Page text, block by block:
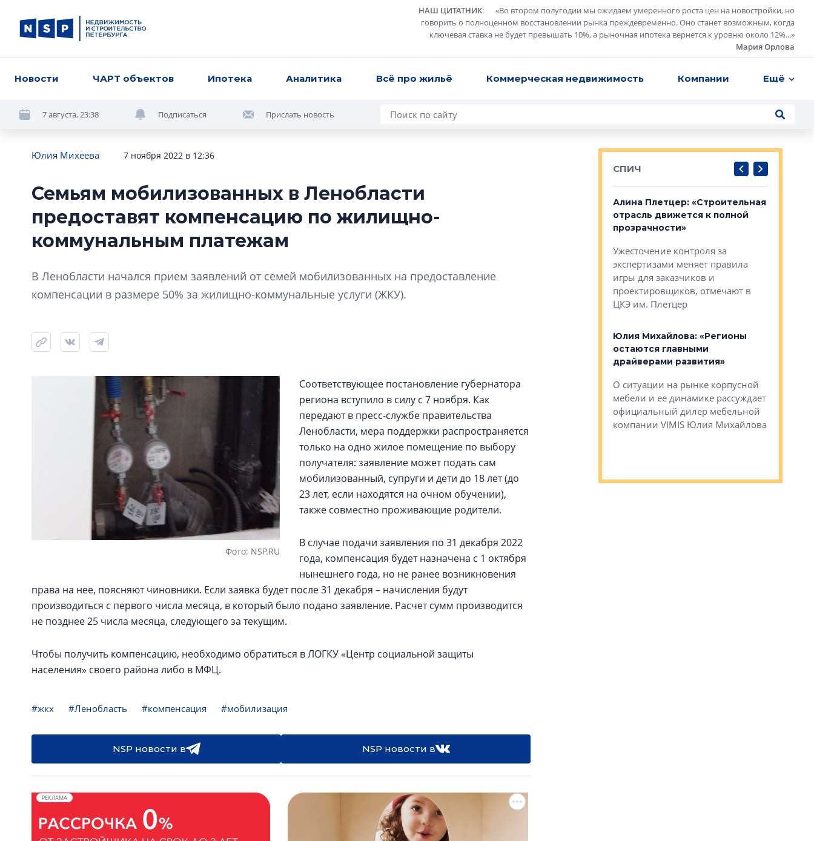
НАШ ЦИТАТНИК: «Во втором полугодии мы ожидаем умеренного роста цен на новостройки, но
говорить о полноценном восстановлении рынка преждевременно. Оно станет возможным, когда
ключевая ставка не будет превышать 10%, а рыночная ипотека вернется к уровню около 12%...»
Мария Орлова
Новости ЧАРТ объектов Ипотека Аналитика Всё про жильё Коммерческая недвижимость Компании Ещё
7 августа, 23:38 Подписаться Прислать новость
Юлия Михеева 7 ноября 2022 в 12:36
Семьям мобилизованных в Ленобласти
предоставят компенсацию по жилищно-
коммунальным платежам
В Ленобласти начался прием заявлений от семей мобилизованных на предоставление
компенсации в размере 50% за жилищно-коммунальные услуги (ЖКУ).
Фото: NSP.RU
Соответствующее постановление губернатора
региона вступило в силу с 7 ноября. Как
передают в пресс-службе правительства
Ленобласти, мера поддержки распространяется
только на одно жилое помещение по выбору
получателя: заявление может подать сам
мобилизованный, супруги и дети до 18 лет (до
23 лет, если находятся на очном обучении),
также совместно проживающие родители.
В случае подачи заявления по 31 декабря 2022
года, компенсация будет назначена с 1 октября
нынешнего года, но не ранее возникновения
права на нее, поясняют чиновники. Если заявка будет после 31 декабря – начисления будут
производиться с первого числа месяца, в который было подано заявление. Расчет сумм производится
не позднее 25 числа месяца, следующего за текущим.
Чтобы получить компенсацию, необходимо обратиться в ЛОГКУ «Центр социальной защиты
населения» своего района либо в МФЦ.
#жкх #Ленобласть #компенсация #мобилизация
NSP новости в NSP новости в
РЕКЛАМА
СПИЧ
электромобиль
приблизятся к гостиничному
уровню сервиса, уверены в УК
КЕЙПОРТ
Алина Плетцер: «Строительная
отрасль движется к полной
прозрачности»
Ужесточение контроля за
экспертизами меняет правила
игры для заказчиков и
проектировщиков, отмечают в
ЦКЭ им. Плетцер
Юлия Михайлова: «Регионы
остаются главными
драйверами развития»
О ситуации на рынке корпусной
мебели и ее динамике рассуждает
официальный дилер мебельной
компании VIMIS Юлия Михайлова